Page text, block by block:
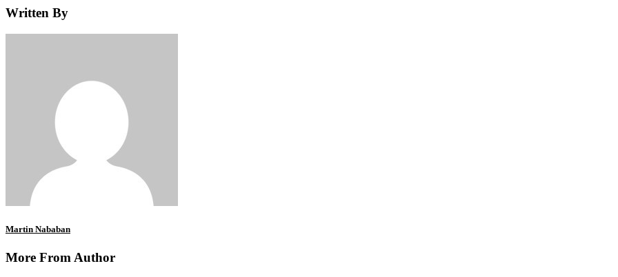
Written By
Martin Nababan
More From Author